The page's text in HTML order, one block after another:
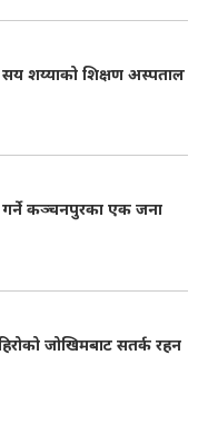
सय शय्याको शिक्षण अस्पताल
गर्ने कञ्चनपुरका एक जना
जोखिमबाट सतर्क रहन